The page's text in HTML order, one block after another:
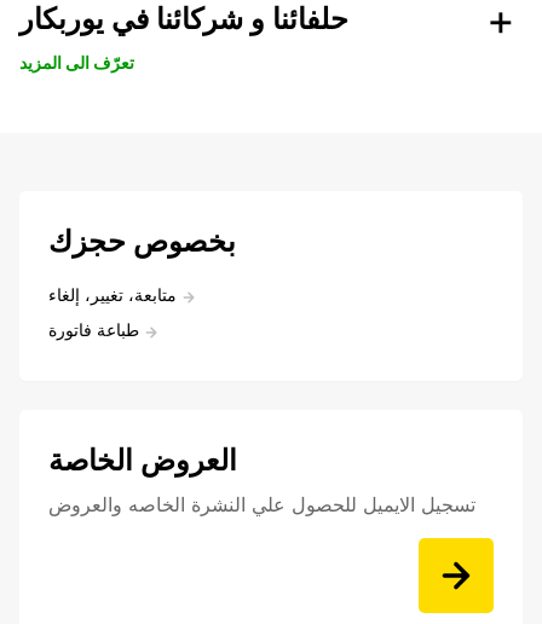
حلفائنا و شركائنا في يوربكار
تعرّف الى المزيد
بخصوص حجزك
متابعة، تغيير، إلغاء
طباعة فاتورة
العروض الخاصة
تسجيل الايميل للحصول علي النشرة الخاصه والعروض